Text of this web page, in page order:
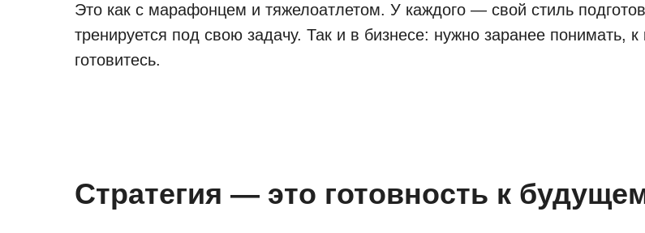
Это как с марафонцем и тяжелоатлетом. У каждого — свой стиль
тренируется под свою задачу. Так и в бизнесе: нужно заранее понимать, к
готовитесь.
Стратегия — это готовность к